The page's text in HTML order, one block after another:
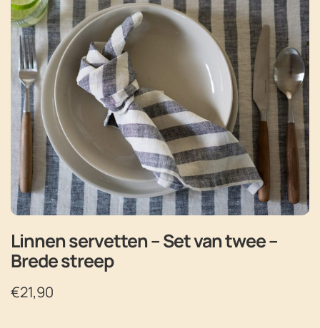
Linnen servetten – Set van twee –
Brede streep
€21,90